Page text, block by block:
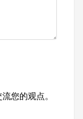
您的观点。